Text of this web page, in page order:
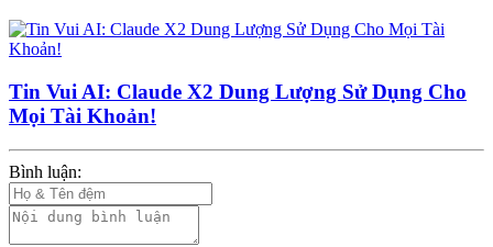
Tin Vui AI: Claude X2 Dung Lượng Sử Dụng Cho
Mọi Tài Khoản!
Bình luận: